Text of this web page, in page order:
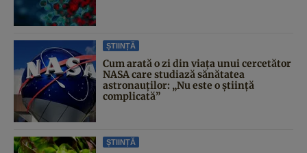
ȘTIINȚĂ
Cum arată o zi din viața unui cercetător
NASA care studiază sănătatea
astronauților: „Nu este o știință
complicată”
ȘTIINȚĂ